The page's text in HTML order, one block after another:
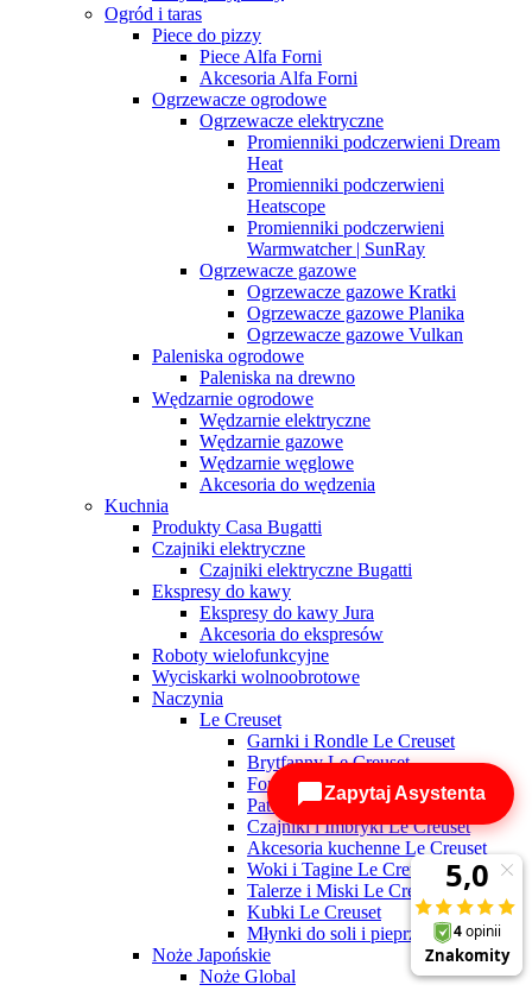
Ogród i taras
Piece do pizzy
Piece Alfa Forni
Akcesoria Alfa Forni
Ogrzewacze ogrodowe
Ogrzewacze elektryczne
Promienniki podczerwieni Dream
Heat
Promienniki podczerwieni
Heatscope
Promienniki podczerwieni
Warmwatcher | SunRay
Ogrzewacze gazowe
Ogrzewacze gazowe Kratki
Ogrzewacze gazowe Planika
Ogrzewacze gazowe Vulkan
Paleniska ogrodowe
Paleniska na drewno
Wędzarnie ogrodowe
Wędzarnie elektryczne
Wędzarnie gazowe
Wędzarnie węglowe
Akcesoria do wędzenia
Kuchnia
Produkty Casa Bugatti
Czajniki elektryczne
Czajniki elektryczne Bugatti
Ekspresy do kawy
Ekspresy do kawy Jura
Akcesoria do ekspresów
Roboty wielofunkcyjne
Wyciskarki wolnoobrotowe
Naczynia
Le Creuset
Garnki i Rondle Le Creuset
Brytfanny Le Creuset
Formy i Foremki do zapiekania
Patelnie Le Creuset
Czajniki i Imbryki Le Creuset
Akcesoria kuchenne Le Creuset
Woki i Tagine Le Creuset
Talerze i Miski Le Creuset
Kubki Le Creuset
Młynki do soli i pieprzu Le Creuset
Noże Japońskie
Noże Global
Zapytaj Asystenta